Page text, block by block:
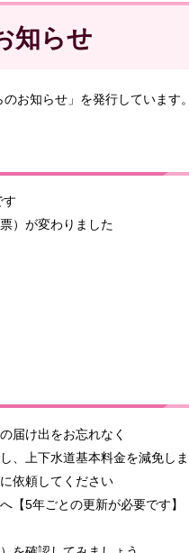
知らせ
お知らせ」を発行しています
す
）が変わりました
届け出をお忘れなく
、上下水道基本料金を減免し
依頼してください
【5年ごとの更新が必要です】